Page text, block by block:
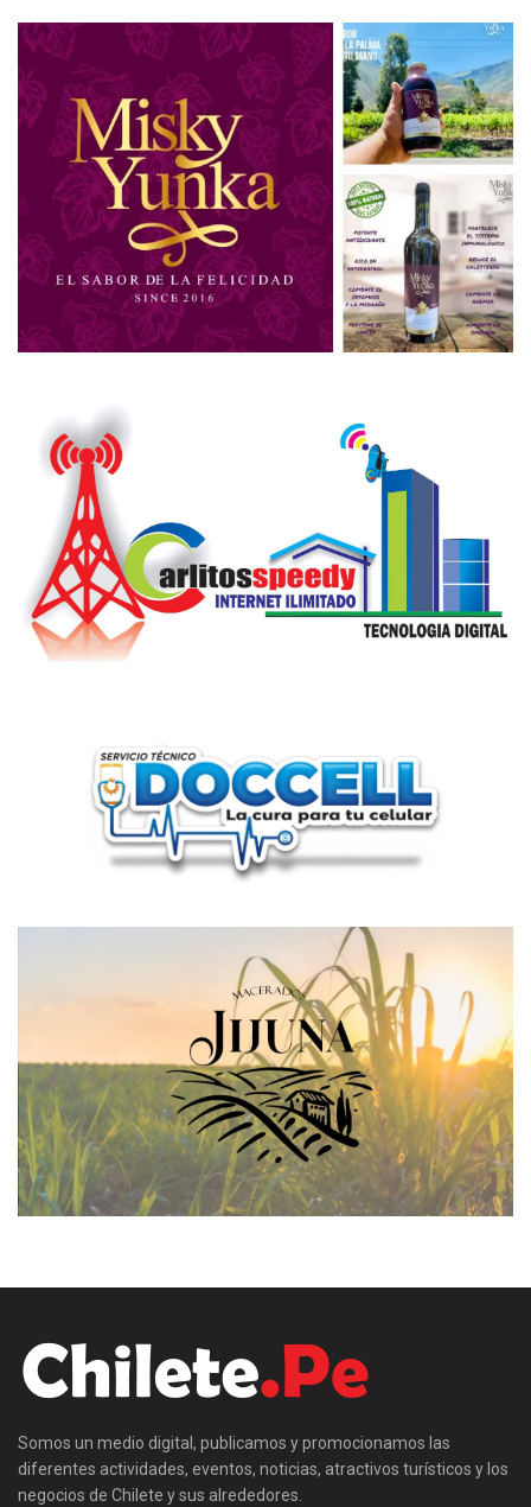
Somos un medio digital, publicamos y promocionamos las
diferentes actividades, eventos, noticias, atractivos turísticos y los
negocios de Chilete y sus alrededores.